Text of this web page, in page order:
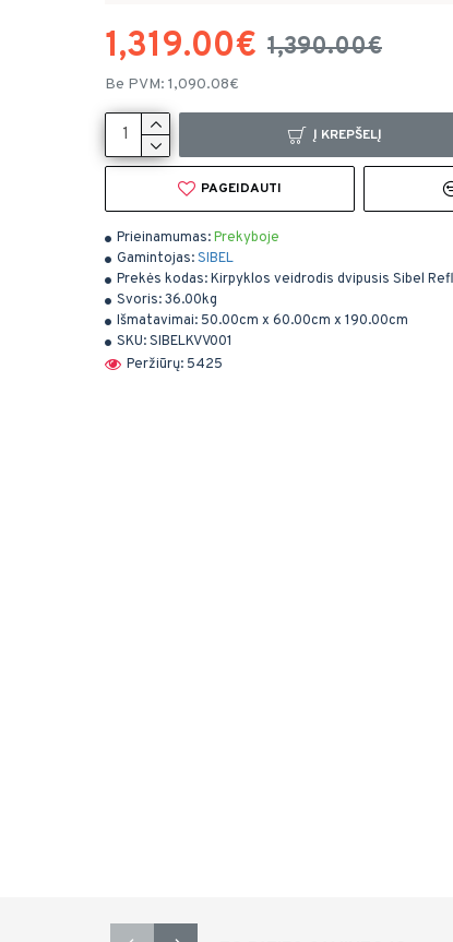
Prieinamumas:Prekyboje
Gamintojas:SIBEL
Prekės kodas:Kirpyklos veidrodis dvipusis Sibel
Svoris:36.00kg
Išmatavimai: 50.00cm x 60.00cm x 190.00cm
SKU:SIBELKVV001
Peržiūrų: 5425
1,319.00€ 1,390.00€
Be PVM: 1,090.08€
Į KREPŠELĮ
PAGEIDAUTI